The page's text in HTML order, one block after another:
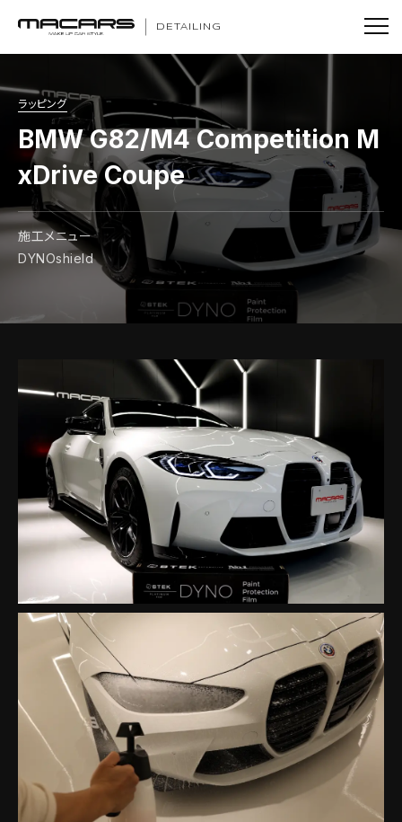
DETAILING
ラッピング
BMW G82/M4 Competition M
xDrive Coupe
施工メニュー
DYNOshield